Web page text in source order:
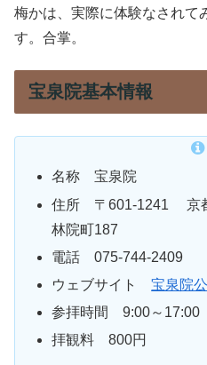
梅かは、実際に体験なされて
す。合掌。
宝泉院基本情報
名称 宝泉院
住所 〒601-1241 京
林院町187
電話 075-744-2409
ウェブサイト宝泉院
参拝時間 9:00～17:00
拝観料 800円